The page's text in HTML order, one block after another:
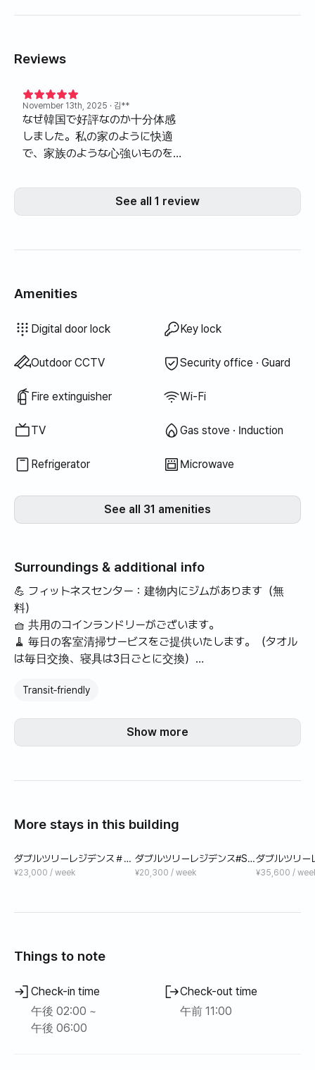
Reviews
November 13th, 2025 · 김**
なぜ韓国で好評なのか十分体感
しました。私の家のように快適
で、家族のような心強いものを与
サポートを受けるそんな宿泊！代
表様とスタッフ様、そして清潔さ
ックしたようですが暖かい暖かさ
そんな宿舎「ダブルツリーレジデン
また行くことができるかもしれま
せんが、機会があれば、ぜひまた
探して滞在したいと思います。
P.S.チェックアウト当日、警備お
じさんに遅く出会ってルームキー
返却して帰ってくれて嬉しかった
です。みんな元気で幸せです！
See all 1 review
Amenities
Digital door lock Key lock
Outdoor CCTV Security office · Guard
Fire extinguisher Wi-Fi
TV Gas stove · Induction
Refrigerator Microwave
Shared washing machine
Shared dryer
Bedding provided
Air conditioner
Dining table & chairs
Wardrobe
Sofa
Desk
Unavailable:
Washing machine
Unavailable:
Dryer
Unavailable:
Shared gas stove · Induction
Unavailable:
Shared refrigerator
Unavailable:
Shared microwave
Unavailable:
Extra bedding available
Unavailable:
Boiler (city gas)
Bathtub
Bidet
Towels
Blackout curtains
Electric kettle
Cooking tools (board, knife, scissors, etc.)
Pots & pans
Basic tableware (bowls, cups, etc.)
Elevator
Free fitness center
Terrace
Clothing rack
Electric boiler
Unavailable: Hair dryer
Unavailable: Filtered showerhead
Unavailable: Body wash
Unavailable: Shampoo · Conditioner
Unavailable: Soap
Unavailable: Toilet paper
Unavailable: Toothbrush
Unavailable: Toothpaste
Unavailable: Topper · Foldable mattress
Unavailable: Blinds
Unavailable: Broom
Unavailable: Laundry detergent
Unavailable: Fabric softener
Unavailable: Dish soap
Unavailable: Food waste bags
Unavailable: Trash bags
Unavailable: Dish cloth
Unavailable: Scrub sponge
Unavailable: Vacuum cleaner
Unavailable: Rice cooker
Unavailable: Outdoor BBQ
Unavailable: Swimming pool
Unavailable: Free shared sauna
Unavailable: Spa · Whirlpool
Unavailable: Jacuzzi · Hinoki bath
Unavailable: Floor dining table
Unavailable: Sofa bed
Unavailable: Fan
Unavailable: Kerosene heating
Unavailable: LPG gas
Unavailable: Renewable energy
Unavailable: Projector
Unavailable: Wired internet
Unavailable: Drying rack
Unavailable: Iron
Unavailable: Washer-dryer combo
See all 31 amenities
Surroundings & additional info
💪 フィットネスセンター：建物内にジムがあります（無
料）
🧺 共用のコインランドリーがございます。
🧹 毎日の客室清掃サービスをご提供いたします。（タオル
は毎日交換、寝具は3日ごとに交換）
DoubleTree Residences はサンティサムにあるコンドミニ
宿泊施設です。
スタッフは非常にフレンドリーで、滞在中に何か不都合が
サンティタムに位置するため、お手頃なローカルライフス
コンドミニアムにはプールはありませんが、フィットネスセ
用いただけます。
Transit‑friendly
Show more
More stays in this building
ダブルツリーレジデンス＃St
andard Balcony 2nd
¥23,000 / week
ダブルツリーレジデンス#St
andard Plus 3th#N
¥20,300 / week
ダブルツリー
¥35,600 /
Things to note
Check-in time
午後 02:00 ~
午後 06:00
Check-out time
午前 11:00